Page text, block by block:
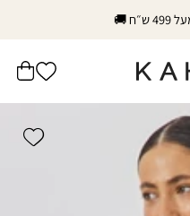
משלוח חינם בקנייה מעל 499 ש״ח 🚚
הרשימה
שלי עֲגָלָה